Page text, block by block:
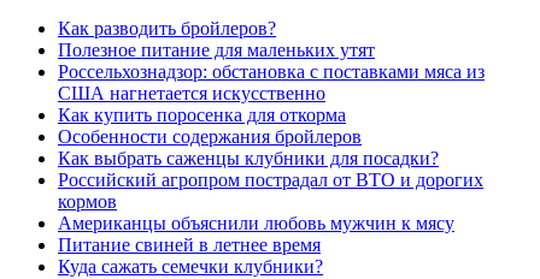
Как разводить бройлеров?
Полезное питание для маленьких утят
Россельхознадзор: обстановка с поставками мяса из
США нагнетается искусственно
Как купить поросенка для откорма
Особенности содержания бройлеров
Как выбрать саженцы клубники для посадки?
Российский агропром пострадал от ВТО и дорогих
кормов
Американцы объяснили любовь мужчин к мясу
Питание свиней в летнее время
Куда сажать семечки клубники?